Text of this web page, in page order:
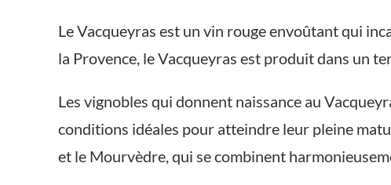
Le Vacqueyras est un vin rouge envoûtant qui
la Provence, le Vacqueyras est produit dans un
Les vignobles qui donnent naissance au
conditions idéales pour atteindre leur pleine
et le Mourvèdre, qui se combinent